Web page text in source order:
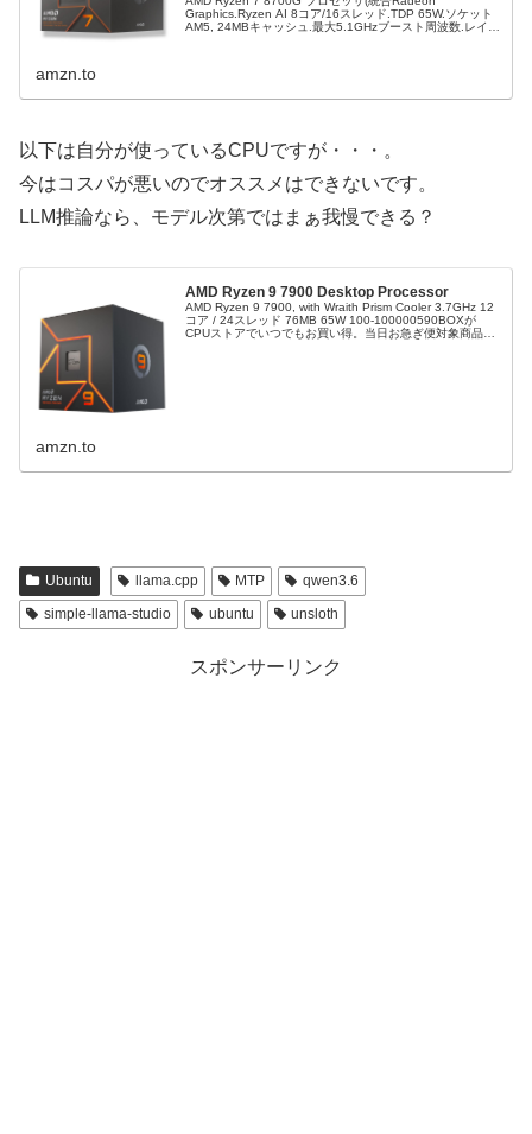
Graphics.Ryzen AI 8コア/16スレッド.TDP 65W.ソケット
AM5, 24MBキャッシュ.最大5.1GHzブースト周波数.レイス
amzn.to
以下は自分が使っているCPUですが・・・。
今はコスパが悪いのでオススメはできないです。
LLM推論なら、モデル次第ではまぁ我慢できる？
AMD Ryzen 9 7900 Desktop Processor
AMD Ryzen 9 7900, with Wraith Prism Cooler 3.7GHz 12
コア / 24スレッド 76MB 65W 100-100000590BOXが
CPUストアでいつでもお買い得。当日お急ぎ便対象商品
amzn.to
Ubuntu llama.cpp MTP
qwen3.6
simple-llama-studio
ubuntu unsloth
スポンサーリンク